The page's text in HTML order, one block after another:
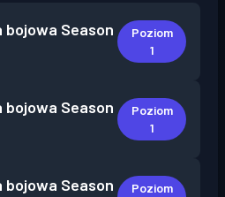
bojowa Season
Poziom
1
bojowa Season
Poziom
1
bojowa Season
Poziom